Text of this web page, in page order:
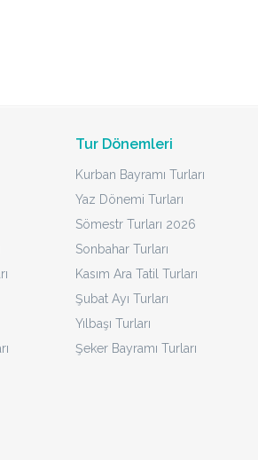
Tur Dönemleri
Kurban Bayramı Turları
Yaz Dönemi Turları
Sömestr Turları 2026
Sonbahar Turları
Kasım Ara Tatil Turları
Şubat Ayı Turları
Yılbaşı Turları
Şeker Bayramı Turları